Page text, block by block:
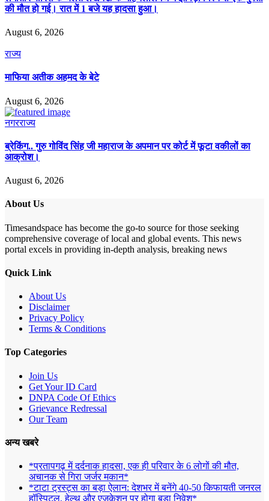
की मौत हो गई। रात में 1 बजे यह हादसा हुआ।
August 6, 2026
राज्य
माफिया अतीक अहमद के बेटे
August 6, 2026
नगरराज्य
ब्रेकिंग.. गुरु गोविंद सिंह जी महाराज के अपमान पर कोर्ट में फूटा वकीलों का
आक्रोश।
August 6, 2026
About Us
Timesandspace has become the go-to source for those seeking
comprehensive coverage of local and global events. This news
portal excels in providing in-depth analysis, breaking news
Quick Link
About Us
Disclaimer
Privacy Policy
Terms & Conditions
Top Categories
Join Us
Get Your ID Card
DNPA Code Of Ethics
Grievance Redressal
Our Team
अन्य खबरे
*प्रतापगढ़ में दर्दनाक हादसा, एक ही परिवार के 6 लोगों की मौत,
अचानक से गिरा जर्जर मकान*
*टाटा ट्रस्ट्स का बड़ा ऐलान: देशभर में बनेंगे 40-50 किफायती जनरल
हॉस्पिटल, हेल्थ और एजुकेशन पर होगा बड़ा निवेश*